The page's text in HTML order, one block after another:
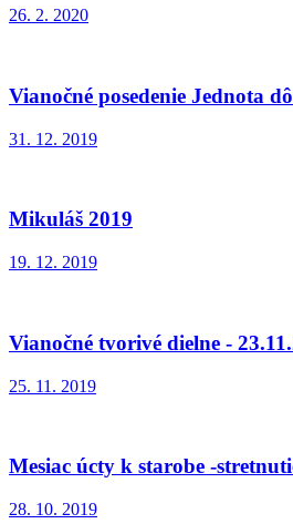
26. 2. 2020
Vianočné posedenie Jednota
31. 12. 2019
Mikuláš 2019
19. 12. 2019
Vianočné tvorivé dielne -
25. 11. 2019
Mesiac úcty k starobe -
28. 10. 2019